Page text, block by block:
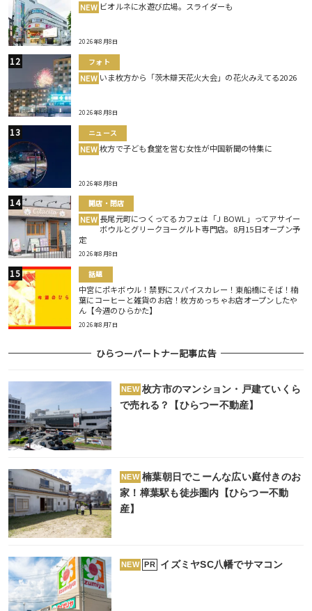
NEW ビオルネに水遊び広場。スライダーも
2026年8月8日
フォト
NEW いま枚方から「茨木辯天花火大会」の花火みえてる2026
2026年8月8日
ニュース
NEW 枚方で子ども食堂を営む女性が中国新聞の特集に
2026年8月8日
開店・閉店
NEW 長尾元町につくってるカフェは「J BOWL」ってアサイー
ボウルとグリークヨーグルト専門店。8月15日オープン予
定
2026年8月8日
話題
中宮にポキボウル！禁野にスパイスカレー！東船橋にそば！楠
葉にコーヒーと雑貨のお店！枚方めっちゃお店オープンしたや
ん【今週のひらかた】
2026年8月7日
ひらつーパートナー記事広告
NEW 枚方市のマンション・戸建ていくら
で売れる？【ひらつー不動産】
NEW 楠葉朝日でこーんな広い庭付きのお
家！樟葉駅も徒歩圏内【ひらつー不動
産】
NEW PR イズミヤSC八幡でサマコン